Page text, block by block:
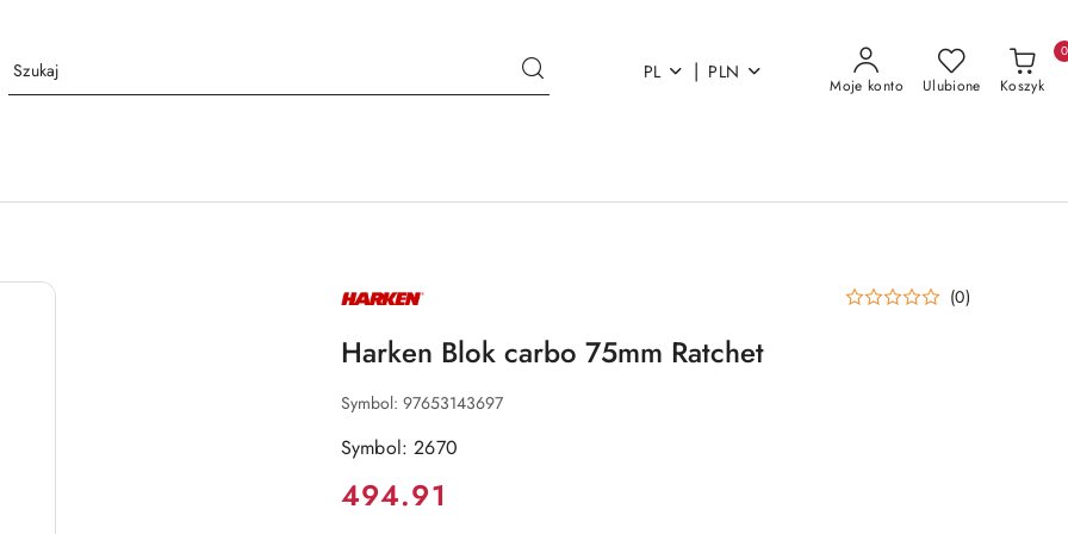
PL | PLN
Moje konto Ulubione Koszyk
0
NAZWA
PRODUCENTA: (0)
Harken Blok carbo 75mm Ratchet
Symbol: 97653143697
Symbol: 2670
Cena:
494.91